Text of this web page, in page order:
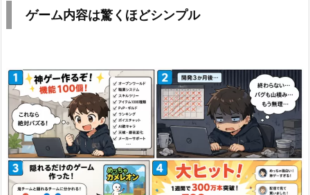
ム
は
驚
く
ほ
ど
シ
ン
ゲーム内容は驚くほどシンプル